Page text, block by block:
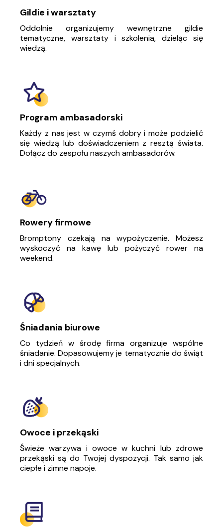
Gildie i warsztaty
Oddolnie organizujemy wewnętrzne gildie
tematyczne, warsztaty i szkolenia, dzieląc się
wiedzą.
Program ambasadorski
Każdy z nas jest w czymś dobry i może podzielić
się wiedzą lub doświadczeniem z resztą świata.
Dołącz do zespołu naszych ambasadorów.
Rowery firmowe
Bromptony czekają na wypożyczenie. Możesz
wyskoczyć na kawę lub pożyczyć rower na
weekend.
Śniadania biurowe
Co tydzień w środę firma organizuje wspólne
śniadanie. Dopasowujemy je tematycznie do świąt
i dni specjalnych.
Owoce i przekąski
Świeże warzywa i owoce w kuchni lub zdrowe
przekąski są do Twojej dyspozycji. Tak samo jak
ciepłe i zimne napoje.